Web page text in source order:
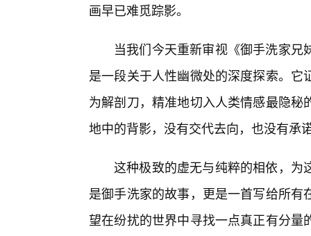
画早已难觅踪影。
当我们今天重新审视《御手洗家
是一段关于人性幽微处的深度探索。
为解剖刀，精准地切入人类情感最隐
地中的背影，没有交代去向，也没有承
这种极致的虚无与纯粹的相依，为
是御手洗家的故事，更是一首写给所
望在纷扰的世界中寻找一点真正有分